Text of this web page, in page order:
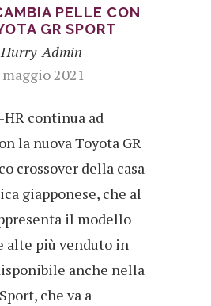
PELLE CON
GR SPORT
Hurry_Admin
2021
continua ad
la nuova Toyota GR
crossover della casa
giapponese, che al
il modello
alte più venduto in
anche nella
che va a